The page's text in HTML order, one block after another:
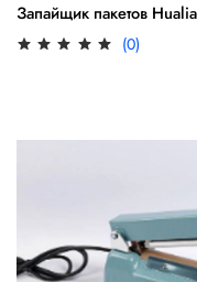
Запайщик пакетов
(0)